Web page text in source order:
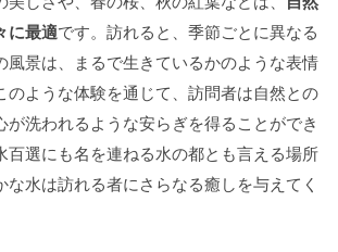
に最適です。訪れると、季節ごとに異なる
風景は、まるで生きているかのような表情
のような体験を通じて、訪問者は自然との
が洗われるような安らぎを得ることができ
百選にも名を連ねる水の都とも言える場所
な水は訪れる者にさらなる癒しを与えてく